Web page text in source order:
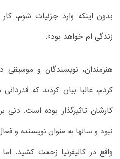
بدون اینکه وارد جزئیات شوم،
زندگی ام خواهد بود».
هنرمندان، نویسندگان و موسیقی
کردم، غالبا بیان کردند که قدردانی
کارشان تاثیرگذار بوده است.
نبود و سالها به عنوان نویسنده و
واقع در کالیفرنیا زحمت کشید.